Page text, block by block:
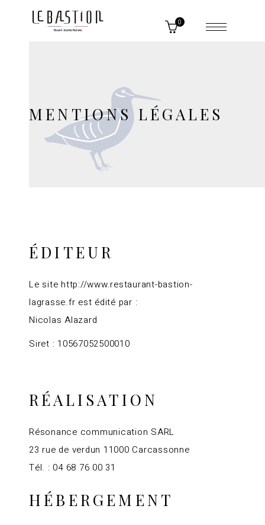
0
MENTIONS LÉGALES
ÉDITEUR
Le site http://www.restaurant-bastion-
lagrasse.fr est édité par :
Nicolas Alazard
Siret : 10567052500010
RÉALISATION
Résonance communication SARL
23 rue de verdun 11000 Carcassonne
Tél. : 04 68 76 00 31
HÉBERGEMENT